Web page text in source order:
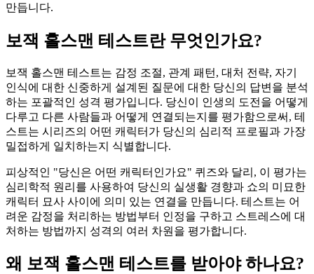
만듭니다.
보잭 홀스맨 테스트란 무엇인가요?
보잭 홀스맨 테스트는 감정 조절, 관계 패턴, 대처 전략, 자기
인식에 대한 신중하게 설계된 질문에 대한 당신의 답변을 분석
하는 포괄적인 성격 평가입니다. 당신이 인생의 도전을 어떻게
다루고 다른 사람들과 어떻게 연결되는지를 평가함으로써, 테
스트는 시리즈의 어떤 캐릭터가 당신의 심리적 프로필과 가장
밀접하게 일치하는지 식별합니다.
피상적인 "당신은 어떤 캐릭터인가요" 퀴즈와 달리, 이 평가는
심리학적 원리를 사용하여 당신의 실생활 경향과 쇼의 미묘한
캐릭터 묘사 사이에 의미 있는 연결을 만듭니다. 테스트는 어
려운 감정을 처리하는 방법부터 인정을 구하고 스트레스에 대
처하는 방법까지 성격의 여러 차원을 평가합니다.
왜 보잭 홀스맨 테스트를 받아야 하나요?